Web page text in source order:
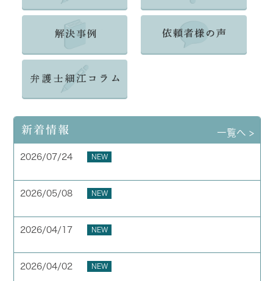
新着情報 一覧へ >
2026/07/24 NEW
2026/05/08 NEW
2026/04/17 NEW
2026/04/02 NEW